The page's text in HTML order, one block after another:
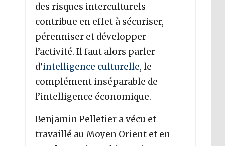
des risques interculturels
contribue en effet à sécuriser,
pérenniser et développer
l’activité. Il faut alors parler
d’intelligence culturelle, le
complément inséparable de
l’intelligence économique.
Benjamin Pelletier a vécu et
travaillé au Moyen Orient et en